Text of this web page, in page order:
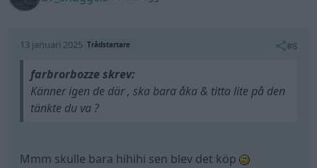
13 januari 2025 Trådstartare #8
farbrorbozze skrev:
Känner igen de där , ska bara åka & titta lite på den
tänkte du va ?
Mmm skulle bara hihihi sen blev det köp